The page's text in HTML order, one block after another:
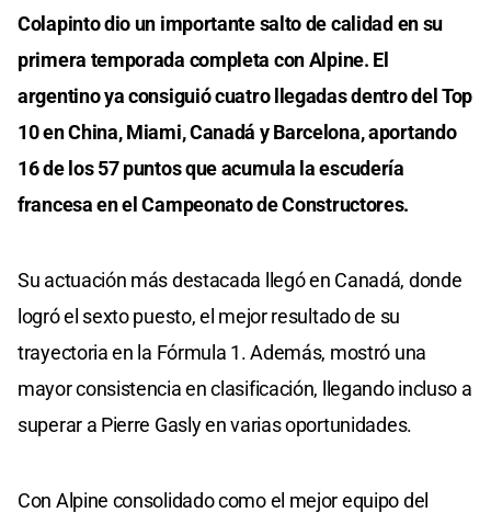
Colapinto dio un importante salto de calidad en su
primera temporada completa con Alpine. El
argentino ya consiguió cuatro llegadas dentro del Top
10 en China, Miami, Canadá y Barcelona, aportando
16 de los 57 puntos que acumula la escudería
francesa en el Campeonato de Constructores.
Su actuación más destacada llegó en Canadá, donde
logró el sexto puesto, el mejor resultado de su
trayectoria en la Fórmula 1. Además, mostró una
mayor consistencia en clasificación, llegando incluso a
superar a Pierre Gasly en varias oportunidades.
Con Alpine consolidado como el mejor equipo del